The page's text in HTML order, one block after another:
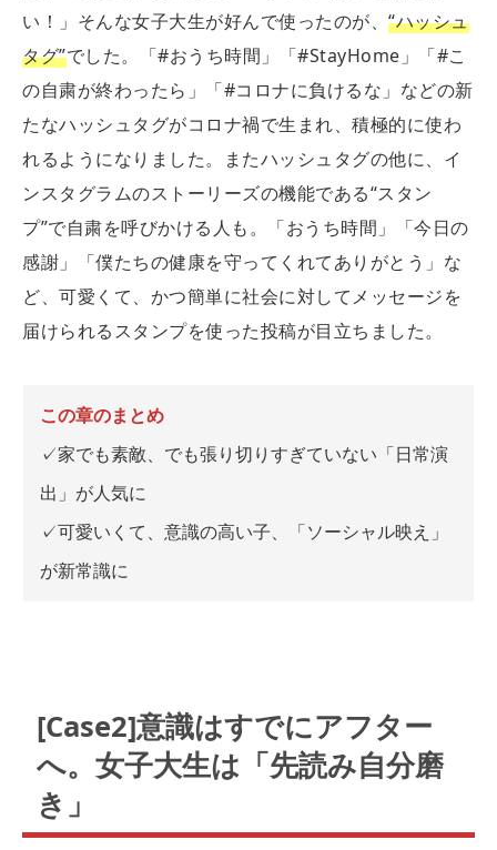
い！」そんな女子大生が好んで使ったのが、 “ハッシュ
タグ”でした。「#おうち時間」「#StayHome」「#こ
の自粛が終わったら」「#コロナに負けるな」などの新
たなハッシュタグがコロナ禍で生まれ、積極的に使わ
れるようになりました。またハッシュタグの他に、イ
ンスタグラムのストーリーズの機能である“スタン
プ”で自粛を呼びかける人も。「おうち時間」「今日の
感謝」「僕たちの健康を守ってくれてありがとう」な
ど、可愛くて、かつ簡単に社会に対してメッセージを
届けられるスタンプを使った投稿が目立ちました。
この章のまとめ
✓家でも素敵、でも張り切りすぎていない「日常演
出」が人気に
✓可愛いくて、意識の高い子、「ソーシャル映え」
が新常識に
[Case2]意識はすでにアフター
へ。女子大生は「先読み自分磨
き」